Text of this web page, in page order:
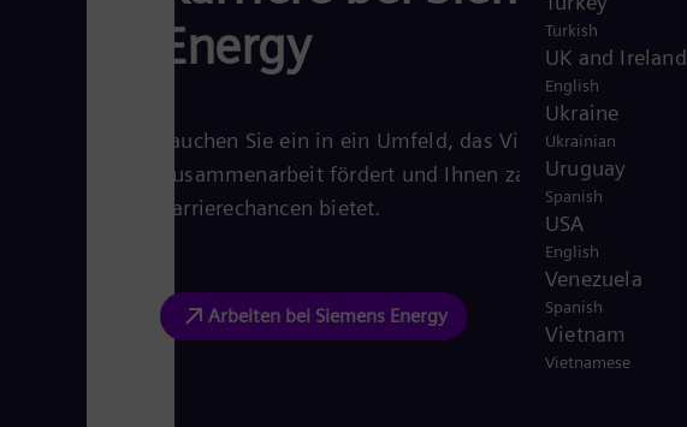
Energy
Tauchen Sie ein in ein Umfeld, das Vielfalt und
Zusammenarbeit fördert und Ihnen zahlreiche
Karrierechancen bietet.
Arbeiten bei Siemens Energy
Turkish
UK and Ireland
English
Ukraine
Ukrainian
Uruguay
Spanish
USA
English
Venezuela
Spanish
Vietnam
Vietnamese